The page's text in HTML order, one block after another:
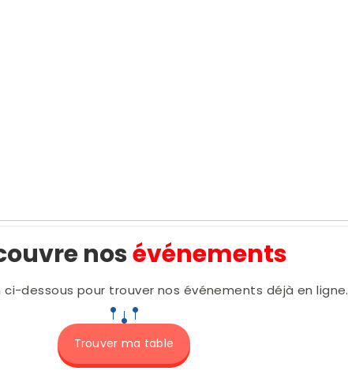
nosévénements
ci-dessous pour trouver nos événements déjà en ligne.
Trouver ma table